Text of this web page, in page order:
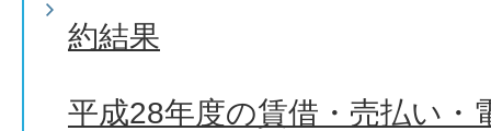
約結果
平成28年度の賃借・売払い・